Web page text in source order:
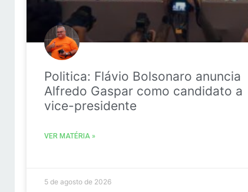
Politica: Flávio Bolsonaro anuncia
Alfredo Gaspar como candidato a
vice-presidente
VER MATÉRIA »
5 de agosto de 2026